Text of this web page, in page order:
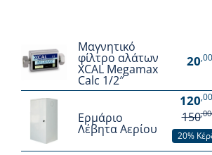
Μαγνητικό
φίλτρο αλάτων
XCAL Megamax
Calc 1/2″
20
Ερμάριο
Λέβητα Αερίου
120
150
20%